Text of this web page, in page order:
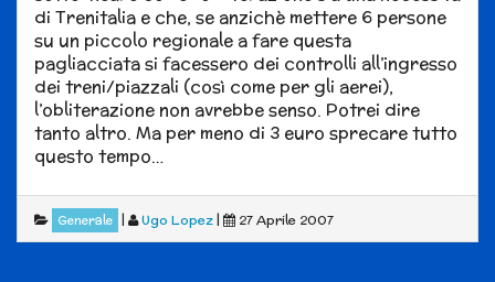
di Trenitalia e che, se anzichè mettere 6 persone
su un piccolo regionale a fare questa
pagliacciata si facessero dei controlli all’ingresso
dei treni/piazzali (così come per gli aerei),
l’obliterazione non avrebbe senso. Potrei dire
tanto altro. Ma per meno di 3 euro sprecare tutto
questo tempo…
Generale | Ugo Lopez | 27 Aprile 2007